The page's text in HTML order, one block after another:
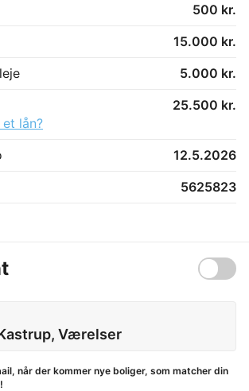
500 kr.
15.000 kr.
5.000 kr.
25.500 kr.
lån?
12.5.2026
5625823
Værelser
når der kommer nye boliger, som matcher din